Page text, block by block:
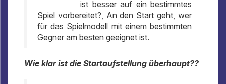
ist besser auf ein bestimmtes
Spiel vorbereitet?, An den Start geht, wer
für das Spielmodell mit einem bestimmten
Gegner am besten geeignet ist.
Wie klar ist die Startaufstellung überhaupt??